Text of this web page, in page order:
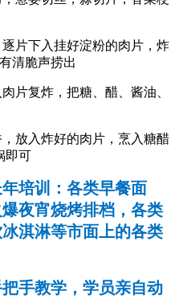
片下入挂好淀粉的肉片，炸
清脆声捞出
片复炸，把糖、醋、酱油、
放入炸好的肉片，烹入糖醋
即可
培训：各类早餐面
夜宵烧烤排档，各类
淇淋等市面上的各类
手教学，学员亲自动